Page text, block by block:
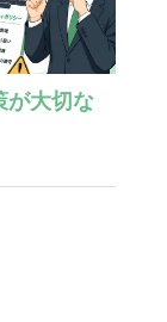
が大切な